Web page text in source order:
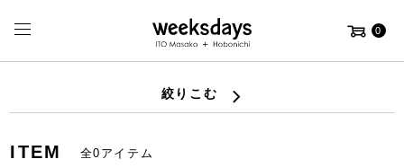
0
絞りこむ
ITEM 全0アイテム